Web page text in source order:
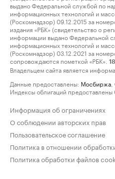
выдано Федеральной службой по
информационных технологий и
(Роскомнадзор) 09.12.2015 за
издания «РБК» (свидетельство о
информации выдано Федеральной
информационных технологий и
(Роскомнадзор) 03.12.2021 за
сопровождаются пометкой «РБК».
Владельцем сайта является
Данные предоставлены: Мосбиржа
Индексы облигаций предоставлены
Информация об ограничениях
О соблюдении авторских прав
Пользовательское соглашение
Политика в отношении
Политика обработки файлов